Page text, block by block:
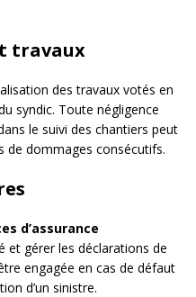
travaux
des travaux votés en
syndic. Toute négligence
le suivi des chantiers peut
de dommages consécutifs.
d’assurance
et gérer les déclarations de
engagée en cas de défaut
d’un sinistre.